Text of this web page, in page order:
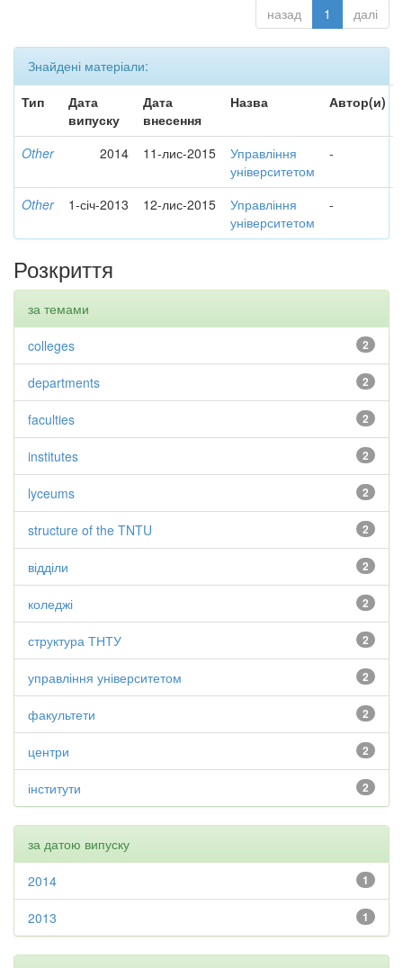
назад 1 далі
Знайдені матеріали:
Тип
Дата
випуску
Дата
внесення
Назва Автор(и)
Other 2014 11-лис-2015
Управління
університетом
-
Other 1-січ-2013 12-лис-2015
Управління
університетом
-
Розкриття
за темами
2
colleges
2
departments
2
faculties
2
institutes
2
lyceums
2
structure of the TNTU
2
відділи
2
коледжі
2
структура ТНТУ
2
управління університетом
2
факультети
2
центри
2
інститути
за датою випуску
1
2014
1
2013